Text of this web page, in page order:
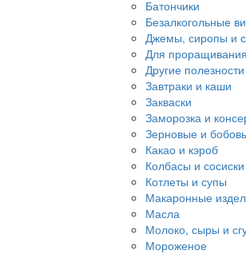
Батончики
Безалкогольные
Джемы, сиропы и
Для проращивания
Другие полезности
Завтраки и каши
Закваски
Заморозка и
Зерновые и
Какао и кэроб
Колбасы и
Котлеты и супы
Макаронные
Масла
Молоко, сыры и
Мороженое